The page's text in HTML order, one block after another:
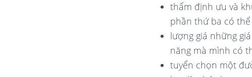
thẩm định ưu và
phần thứ ba có
lượng giá những
năng mà mình có
tuyển chọn một